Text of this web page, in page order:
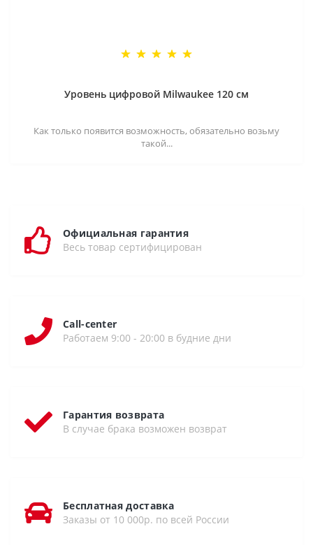
Уровень цифровой Milwaukee 120 см
Как только появится возможность, обязательно возьму
такой...
Официальная гарантия
Весь товар сертифицирован
Call-center
Работаем 9:00 - 20:00 в будние дни
Гарантия возврата
В случае брака возможен возврат
Бесплатная доставка
Заказы от 10 000р. по всей России